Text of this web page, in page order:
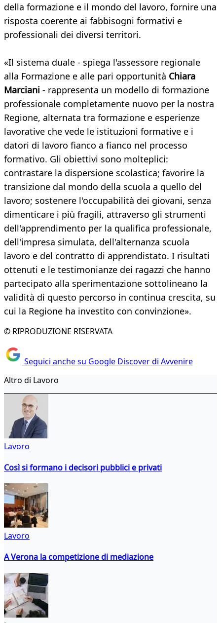
della formazione e il mondo del lavoro, fornire una
risposta coerente ai fabbisogni formativi e
professionali dei diversi territori.
«Il sistema duale - spiega l'assessore regionale
alla Formazione e alle pari opportunità Chiara
Marciani - rappresenta un modello di formazione
professionale completamente nuovo per la nostra
Regione, alternata tra formazione e esperienze
lavorative che vede le istituzioni formative e i
datori di lavoro fianco a fianco nel processo
formativo. Gli obiettivi sono molteplici:
contrastare la dispersione scolastica; favorire la
transizione dal mondo della scuola a quello del
lavoro; sostenere l'occupabilità dei giovani, senza
dimenticare i più fragili, attraverso gli strumenti
dell'apprendimento per la qualifica professionale,
dell'impresa simulata, dell'alternanza scuola
lavoro e del contratto di apprendistato. I risultati
ottenuti e le testimonianze dei ragazzi che hanno
partecipato alla sperimentazione sottolineano la
validità di questo percorso in continua crescita, su
cui la Regione ha investito con convinzione».
© RIPRODUZIONE RISERVATA
Seguici anche su Google Discover di Avvenire
Altro di Lavoro
Lavoro
Così si formano i decisori pubblici e privati
Lavoro
A Verona la competizione di mediazione